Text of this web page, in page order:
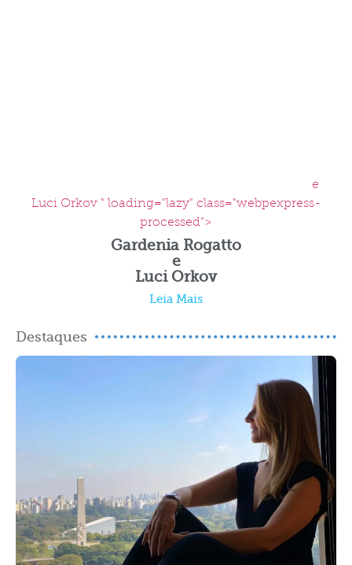
e
Luci Orkov " loading="lazy" class="webpexpress-
processed">
Gardenia Rogatto
e
Luci Orkov
Leia Mais
Destaques